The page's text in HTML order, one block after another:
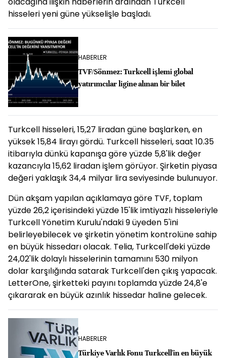
hisseleri yeni güne yükselişle başladı.
HABERLER
TVF/Sönmez: Turkcell işlemi global
yatırımcılar ligine alınan bir bilet
Turkcell hisseleri, 15,27 liradan güne başlarken, en
yüksek 15,84 lirayı gördü. Turkcell hisseleri, saat 10.35
itibarıyla dünkü kapanışa göre yüzde 5,8'lik değer
kazancıyla 15,62 liradan işlem görüyor. Şirketin piyasa
değeri yaklaşık 34,4 milyar lira seviyesinde bulunuyor.
Dün akşam yapılan açıklamaya göre TVF, toplam
yüzde 26,2 içerisindeki yüzde 15'lik imtiyazlı hisseleriyle
Turkcell Yönetim Kurulu'ndaki 9 üyeden 5'ini
belirleyebilecek ve şirketin yönetim kontrolüne sahip
en büyük hissedarı olacak. Telia, Turkcell'deki yüzde
24,02'lik dolaylı hisselerinin tamamını 530 milyon
dolar karşılığında satarak Turkcell'den çıkış yapacak.
LetterOne, şirketteki payını toplamda yüzde 24,8'e
çıkararak en büyük azınlık hissedar haline gelecek.
HABERLER
Türkiye Varlık Fonu Turkcell'in en büyük